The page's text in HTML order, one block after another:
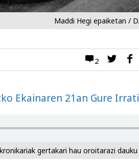
Maddi Hegi epaiketan /
2
Ekainaren 21an Gure
gertakari hau oroitarazi